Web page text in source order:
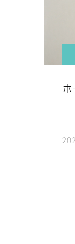
ホ